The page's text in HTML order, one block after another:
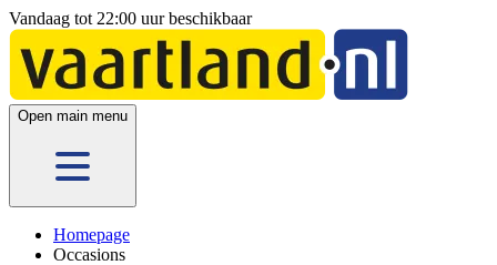
Vandaag tot 22:00 uur beschikbaar
Open main menu
Homepage
Occasions